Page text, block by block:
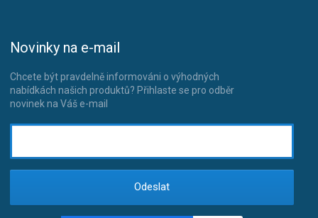
Novinky na e-mail
Chcete být pravdelně informováni o výhodných
nabídkách našich produktů? Přihlaste se pro odběr
novinek na Váš e-mail
Odeslat